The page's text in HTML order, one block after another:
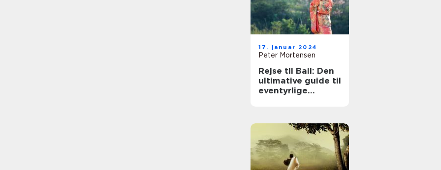
17. januar 2024
Peter Mortensen
Rejse til Bali: Den
ultimative guide til
eventyrlige